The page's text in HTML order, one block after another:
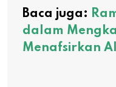
Baca juga:
dalam
Menafsirkan